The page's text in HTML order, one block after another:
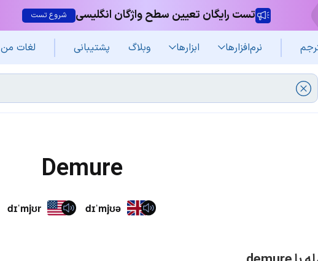
تست رایگان تعیین سطح واژگان انگلیسی شروع تست
نرم‌افزار‌ها ابزارها وبلاگ پشتیبانی لغات من
Demure
dɪˈmjʊr dɪˈmjʊə